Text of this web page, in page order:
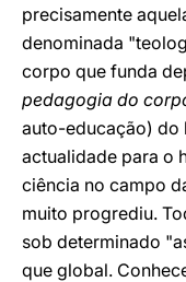
precisamente
denominada
corpo que funda
pedagogia do
auto-educação) do
actualidade para o
ciência no campo
muito progrediu.
sob determinado
que global.